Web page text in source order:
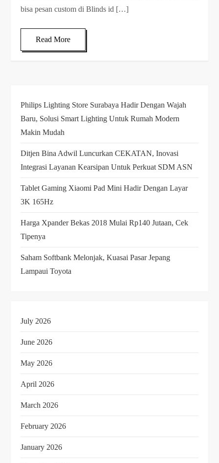
bisa pesan custom di Blinds id […]
Read More
Philips Lighting Store Surabaya Hadir Dengan Wajah
Baru, Solusi Smart Lighting Untuk Rumah Modern
Makin Mudah
Ditjen Bina Adwil Luncurkan CEKATAN, Inovasi
Integrasi Layanan Kearsipan Untuk Perkuat SDM ASN
Tablet Gaming Xiaomi Pad Mini Hadir Dengan Layar
3K 165Hz
Harga Xpander Bekas 2018 Mulai Rp140 Jutaan, Cek
Tipenya
Saham Softbank Melonjak, Kuasai Pasar Jepang
Lampaui Toyota
July 2026
June 2026
May 2026
April 2026
March 2026
February 2026
January 2026